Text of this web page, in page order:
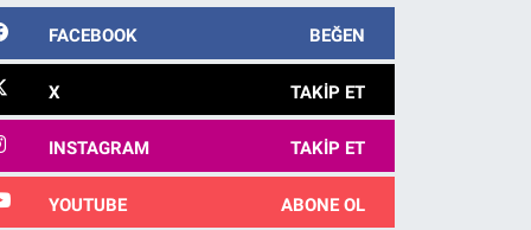
FACEBOOK BEĞEN
X TAKIP ET
INSTAGRAM TAKIP ET
YOUTUBE ABONE OL